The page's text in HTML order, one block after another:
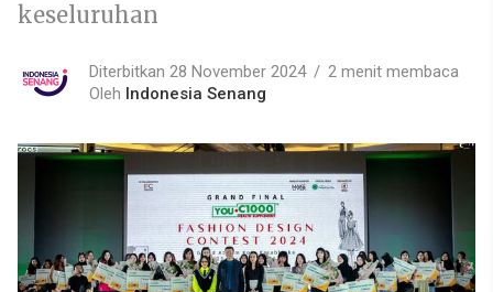
keseluruhan
Diterbitkan 28 November 2024
2 menit membaca
Oleh Indonesia Senang